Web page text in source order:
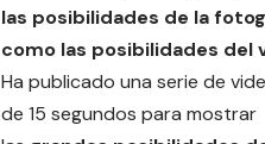
las posibilidades de la
como las posibilidades del
Ha publicado una serie de
de 15 segundos para mostrar